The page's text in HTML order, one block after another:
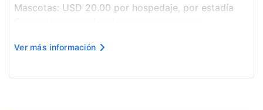
Mesa de registro accesible para sillas de
Gimnasio accesible para sillas de ruedas
Mascotas: USD 20.00 por hospedaje, por estadía
La lista anterior puede estar incompleta. Además, es
Ver más información